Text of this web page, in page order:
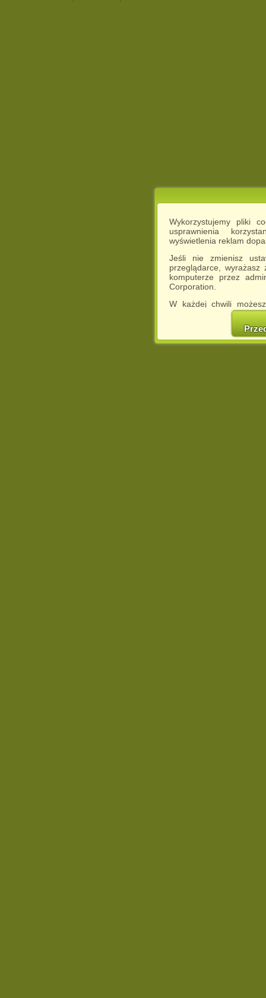
Wykorzystujemy pliki
usprawnienia
wyświetlenia reklam
Jeśli nie zmienisz
przeglądarce,
komputerze przez
Corporation.
W każdej chwili
cookies w swojej
w naszej
http://chomikuj.pl/